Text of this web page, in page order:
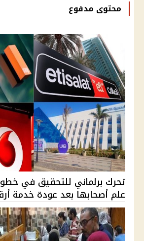
محتوى مدفوع
تحرك برلماني للتحقيق في
علم أصحابها بعد عودة خدمة